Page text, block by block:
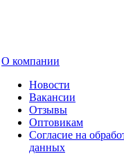
О компании
Новости
Вакансии
Отзывы
Оптовикам
Cогласие на
данных